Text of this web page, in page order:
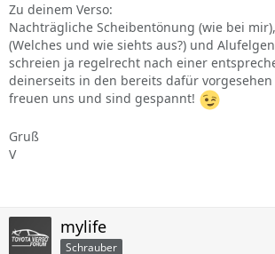
Zu deinem Verso:
Nachträgliche Scheibentönung (wie bei
(Welches und wie siehts aus?) und
schreien ja regelrecht nach einer
deinerseits in den bereits dafür vorgesehen
freuen uns und sind gespannt!
Gruß
V
mylife
Schrauber